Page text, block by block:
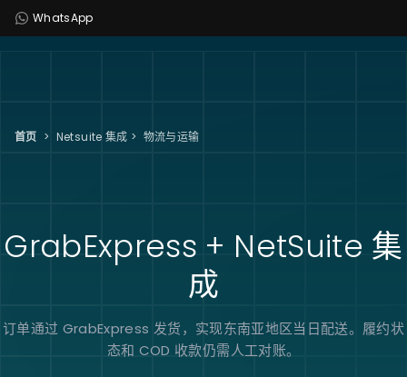
WhatsApp
首页 > Netsuite 集成 > 物流与运输
GrabExpress + NetSuite 集
成
订单通过 GrabExpress 发货，实现东南亚地区当日配送。履约状
态和 COD 收款仍需人工对账。